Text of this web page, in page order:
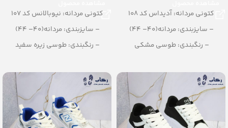
کتونی مردانه: آدیداس کد 108
– سایزبندی: مردانه(40– 44)
– رنگبندی: طوسی مشکی
کتونی مردانه: نیوبالانس کد 107
– سایزبندی: مردانه(40– 44)
– رنگبندی: طوسی زیره سفید